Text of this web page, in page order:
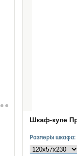
Шкаф-купе
Размеры шкафа: